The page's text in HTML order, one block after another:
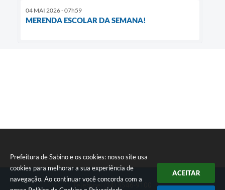
Prefeitura de Sabino e os cookies: nosso site usa
cookies para melhorar a sua experiência de
navegação. Ao continuar você concorda com a
ACEITAR
04 MAI 2026 - 07h59
MERENDA ESCOLAR DA SEMANA!